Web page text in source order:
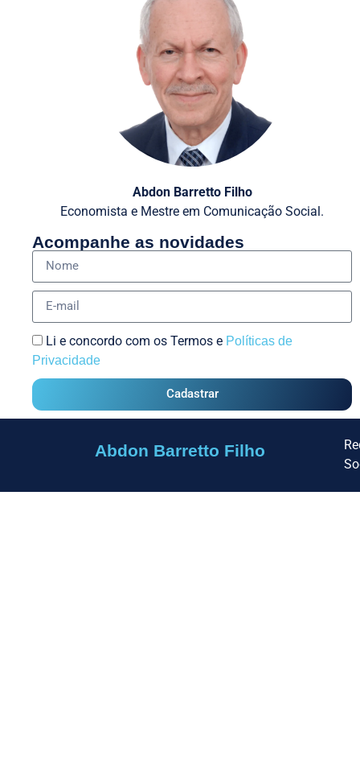
Abdon Barretto Filho
Economista e Mestre em Comunicação Social.
Acompanhe as novidades
Li e concordo com os Termos e Políticas de
Privacidade
Cadastrar
Abdon Barretto Filho